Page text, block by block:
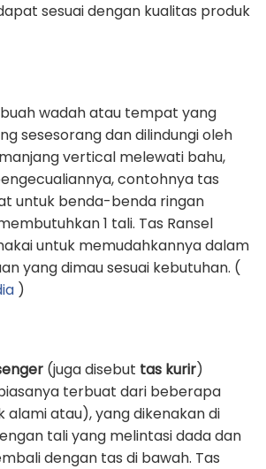
sesuai dengan kualitas produk
wadah atau tempat yang
sesesorang dan dilindungi oleh
vertical melewati bahu,
contohnya tas
untuk benda-benda ringan
1 tali. Tas Ransel
untuk memudahkannya dalam
yang dimau sesuai kebutuhan. (
)
(juga disebut tas kurir)
terbuat dari beberapa
alami atau), yang dikenakan di
tali yang melintasi dada dan
dengan tas di bawah. Tas